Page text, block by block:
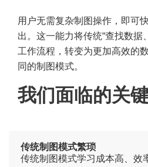
用户无需复杂制图操作，即可
出。这一能力将传统“查找数据
工作流程，转变为更加高效的
同的制图模式。
我们面临的关
传统制图模式繁琐
传统制图模式学习成本高、效